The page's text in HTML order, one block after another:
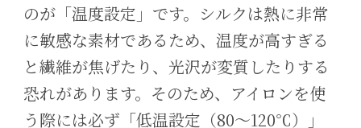
のが「温度設定」です。シルクは熱に非常
に敏感な素材であるため、温度が高すぎる
と繊維が焦げたり、光沢が変質したりする
恐れがあります。そのため、アイロンを使
う際には必ず「低温設定（80〜120℃）」